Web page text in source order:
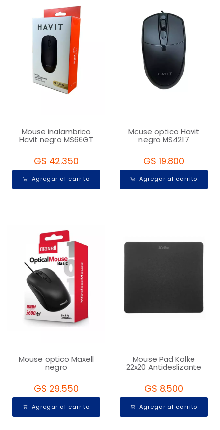
Mouse inalambrico
Havit negro MS66GT
GS 42.350
Agregar al carrito
Mouse optico Havit
negro MS4217
GS 19.800
Agregar al carrito
Mouse optico Maxell
negro
GS 29.550
Agregar al carrito
Mouse Pad Kolke
22x20 Antideslizante
GS 8.500
Agregar al carrito